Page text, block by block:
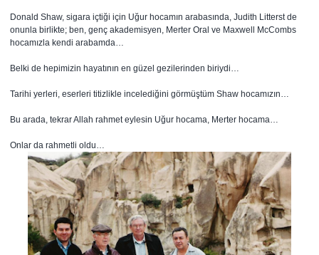
Donald Shaw, sigara içtiği için Uğur hocamın arabasında, Judith Litterst de
onunla birlikte; ben, genç akademisyen, Merter Oral ve Maxwell McCombs
hocamızla kendi arabamda…
Belki de hepimizin hayatının en güzel gezilerinden biriydi…
Tarihi yerleri, eserleri titizlikle incelediğini görmüştüm Shaw hocamızın…
Bu arada, tekrar Allah rahmet eylesin Uğur hocama, Merter hocama…
Onlar da rahmetli oldu…